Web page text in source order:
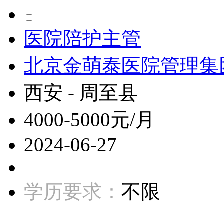
医院陪护主管
北京金萌泰医院管理
西安 - 周至县
4000-5000元/月
2024-06-27
学历要求： 不限